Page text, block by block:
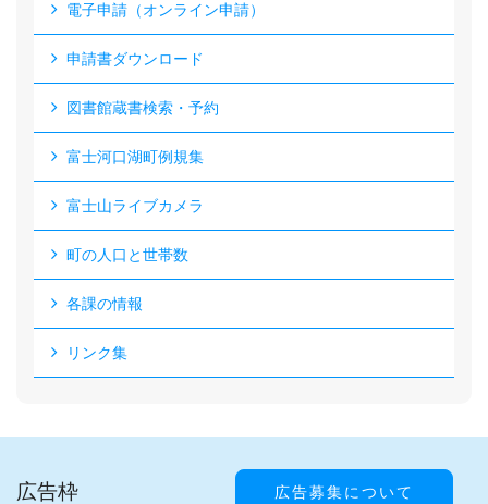
電子申請（オンライン申請）
申請書ダウンロード
図書館蔵書検索・予約
富士河口湖町例規集
富士山ライブカメラ
町の人口と世帯数
各課の情報
リンク集
広告枠 広告募集について